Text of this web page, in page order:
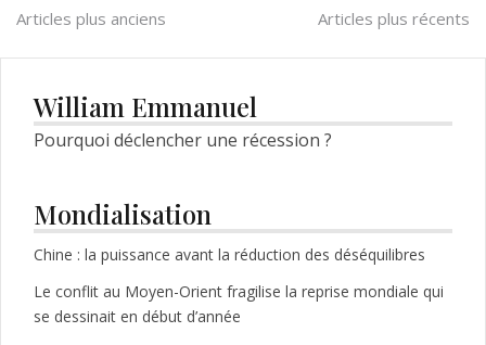
Navigation
des
articles
Articles plus anciens Articles plus récents
William Emmanuel
Pourquoi déclencher une récession ?
Mondialisation
Chine : la puissance avant la réduction des déséquilibres
Le conflit au Moyen-Orient fragilise la reprise mondiale qui
se dessinait en début d’année